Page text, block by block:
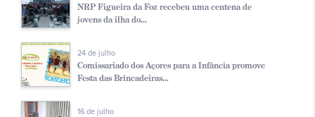
NRP Figueira da Foz recebeu uma centena de
jovens da ilha do...
24 de julho
Comissariado dos Açores para a Infância promove
Festa das Brincadeiras...
16 de julho